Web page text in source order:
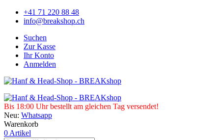
+41 71 220 88 48
info@breakshop.ch
Suchen
Zur Kasse
Ihr Konto
Anmelden
Bis 18:00 Uhr bestellt am gleichen Tag versendet!
Neu: Whatsapp
Warenkorb
0 Artikel